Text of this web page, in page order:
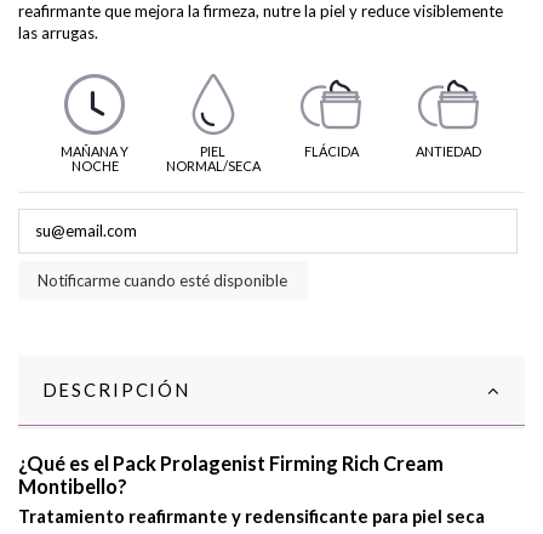
reafirmante que mejora la firmeza, nutre la piel y reduce visiblemente
las arrugas.
MAÑANA Y
NOCHE
PIEL
NORMAL/SECA
FLÁCIDA ANTIEDAD
Notificarme cuando esté disponible
DESCRIPCIÓN
¿Qué es el Pack Prolagenist Firming Rich Cream
Montibello?
Tratamiento reafirmante y redensificante para piel seca